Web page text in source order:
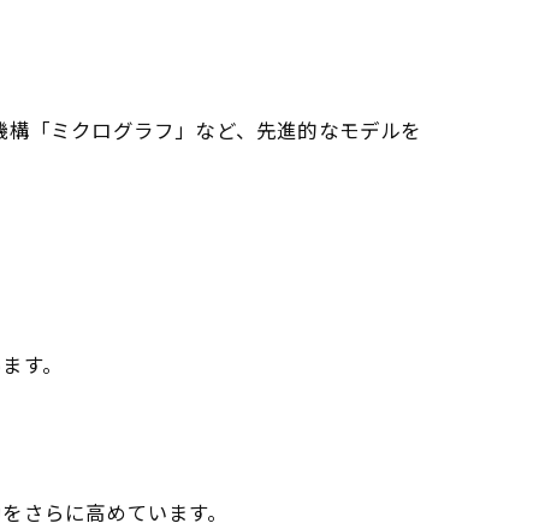
「ミクログラフ」など、先進的なモデルを
す。
さらに高めています。